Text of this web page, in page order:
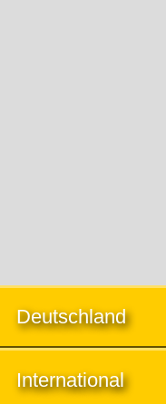
Deutschland
International